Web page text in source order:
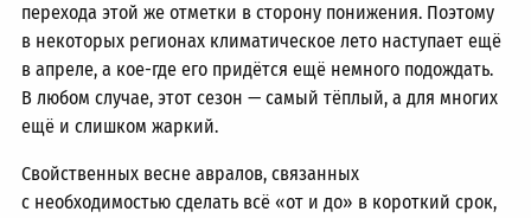
перехода этой же отметки в сторону понижения. Поэтому
в некоторых регионах климатическое лето наступает ещё
в апреле, а кое-где его придётся ещё немного подождать.
В любом случае, этот сезон — самый тёплый, а для многих
ещё и слишком жаркий.
Свойственных весне авралов, связанных
с необходимостью сделать всё «от и до» в короткий срок,